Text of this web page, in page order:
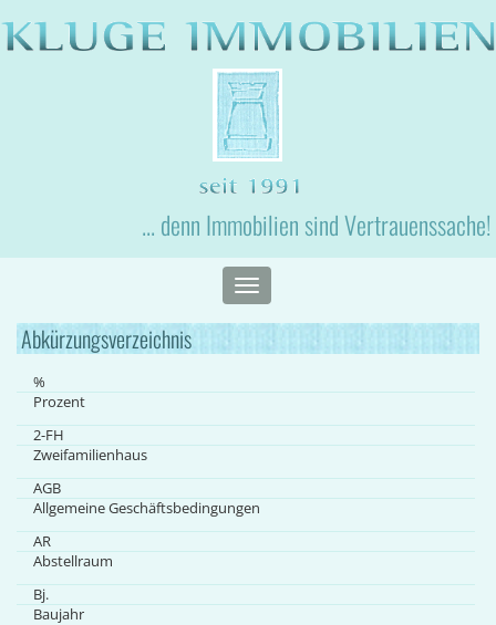
... denn Immobilien sind Vertrauenssache!
Toggle
navigation
Abkürzungsverzeichnis
%
Prozent
2-FH
Zweifamilienhaus
AGB
Allgemeine Geschäftsbedingungen
AR
Abstellraum
Bj.
Baujahr